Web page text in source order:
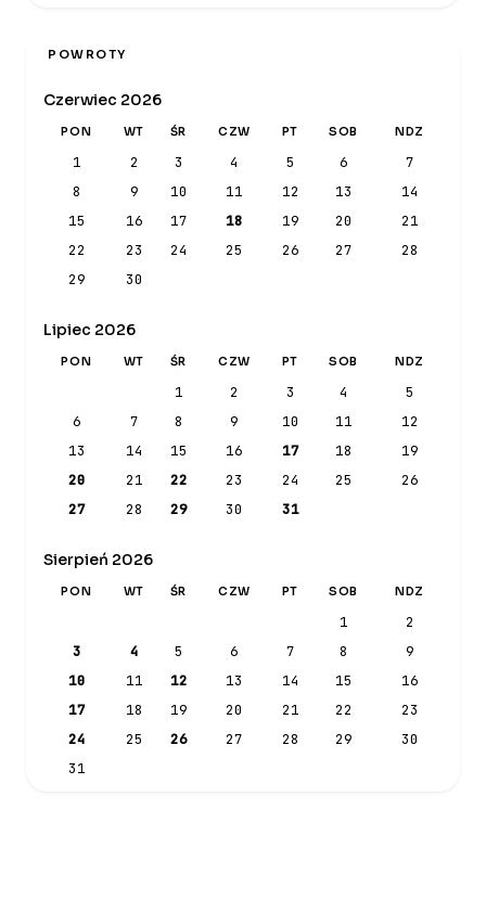
POWROTY
Czerwiec 2026
PON WT ŚR CZW PT SOB NDZ
1 2 3 4 5 6
7
8
9 10 11 12 13
14
15
16 17 18 19 20
21
22
23 24 25 26 27
28
29
30
Lipiec 2026
PON WT ŚR CZW PT SOB NDZ
1 2 3 4
5
6
7 8 9 10 11
12
13
14 15 16 17 18
19
20
21 22 23 24 25
26
27
28 29 30 31
Sierpień 2026
PON WT ŚR CZW PT SOB NDZ
1
2
3
4 5 6 7 8
9
10
11 12 13 14 15
16
17
18 19 20 21 22
23
24
25 26 27 28 29
30
31